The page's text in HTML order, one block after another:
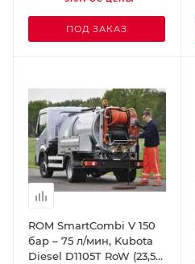
ПОД ЗАКАЗ
ROM SmartCombi V 150
бар – 75 л/мин, Kubota
Diesel D1105T RoW (23,5